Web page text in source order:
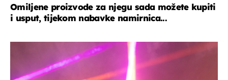
Omiljene proizvode za njegu sada možete kupiti
i usput, tijekom nabavke namirnica...